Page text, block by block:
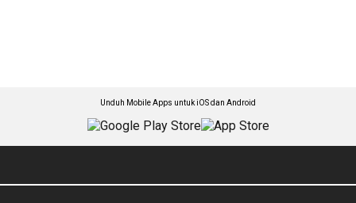
Unduh Mobile Apps untuk iOS dan Android